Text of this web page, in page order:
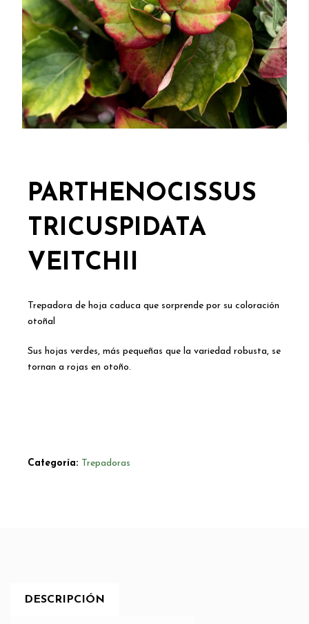
PARTHENOCISSUS
TRICUSPIDATA
VEITCHII
Trepadora de hoja caduca que sorprende por su coloración
otoñal
Sus hojas verdes, más pequeñas que la variedad robusta, se
tornan a rojas en otoño.
Categoría: Trepadoras
DESCRIPCIÓN